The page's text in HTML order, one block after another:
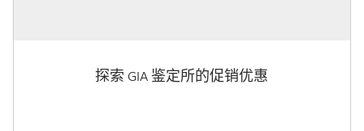
探索 GIA 鉴定所的促销优惠